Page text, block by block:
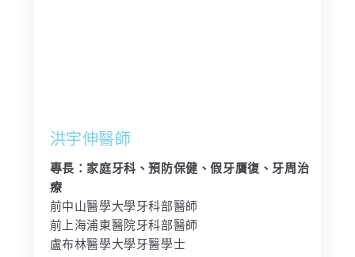
洪宇伸醫師
專長：家庭牙科、預防保健、假牙贋復、牙周治
療
前中山醫學大學牙科部醫師
前上海浦東醫院牙科部醫師
盧布林醫學大學牙醫學士